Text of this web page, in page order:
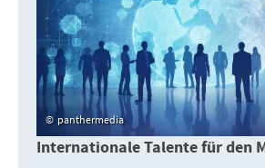
panthermedia
Internationale Talente für den